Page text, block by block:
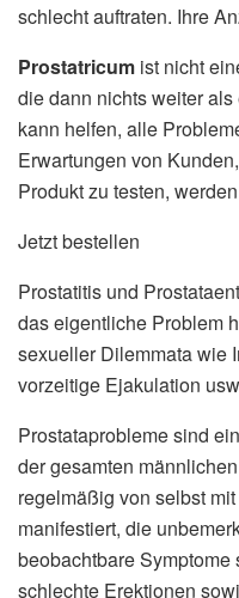
schlecht auftraten. Ihre
Prostatricum ist nicht
die dann nichts weiter
kann helfen, alle
Erwartungen von
Produkt zu testen,
Jetzt bestellen
Prostatitis und
das eigentliche Problem
sexueller Dilemmata wie
vorzeitige Ejakulation
Prostataprobleme sind
der gesamten
regelmäßig von selbst
manifestiert, die
beobachtbare
schlechte Erektionen